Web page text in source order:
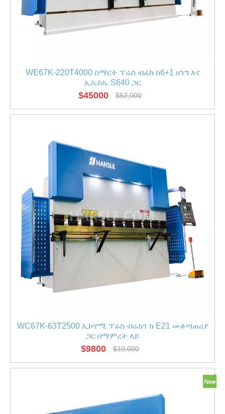
WE67K-220T4000 ስማርት ፕሬስ ብሬክ ከ6+1 ዘንግ እና
ኢኤስኤ S640 ጋር
$45000 $52,000
WC67K-63T2500 ኢኮኖሚ ፕሬስ ብሬክን ከ E21 መቆጣጠሪያ
ጋር በማምረት ላይ
$9800 $10,000